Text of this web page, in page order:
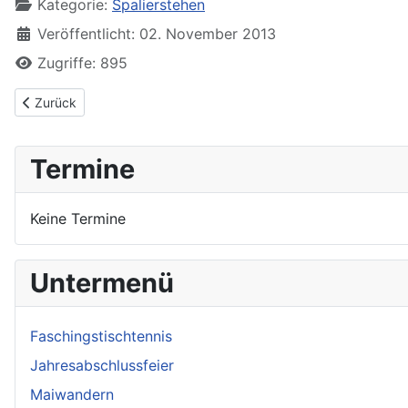
Kategorie: Spalierstehen
Veröffentlicht: 02. November 2013
Zugriffe: 895
Vorheriger Beitrag: Spalierstehen bei Simone und Sebastian
Zurück
Termine
Keine Termine
Untermenü
Faschingstischtennis
Jahresabschlussfeier
Maiwandern